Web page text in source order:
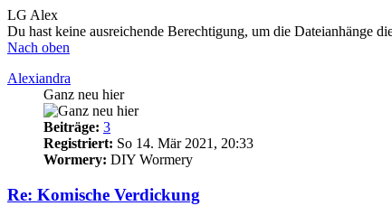
LG Alex
Du hast keine ausreichende Berechtigung, um die Dateianhänge
Nach oben
Alexiandra
Ganz neu hier
Beiträge: 3
Registriert: So 14. Mär 2021, 20:33
Wormery: DIY Wormery
Re: Komische Verdickung